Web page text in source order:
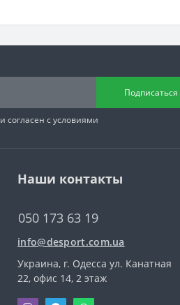
Подписаться
и согласен с условиями
Наши контакты
050 173 63 19
info@desport.com.ua
Украина, г. Одесса ул. Канатная
22, офис 14, 2 этаж